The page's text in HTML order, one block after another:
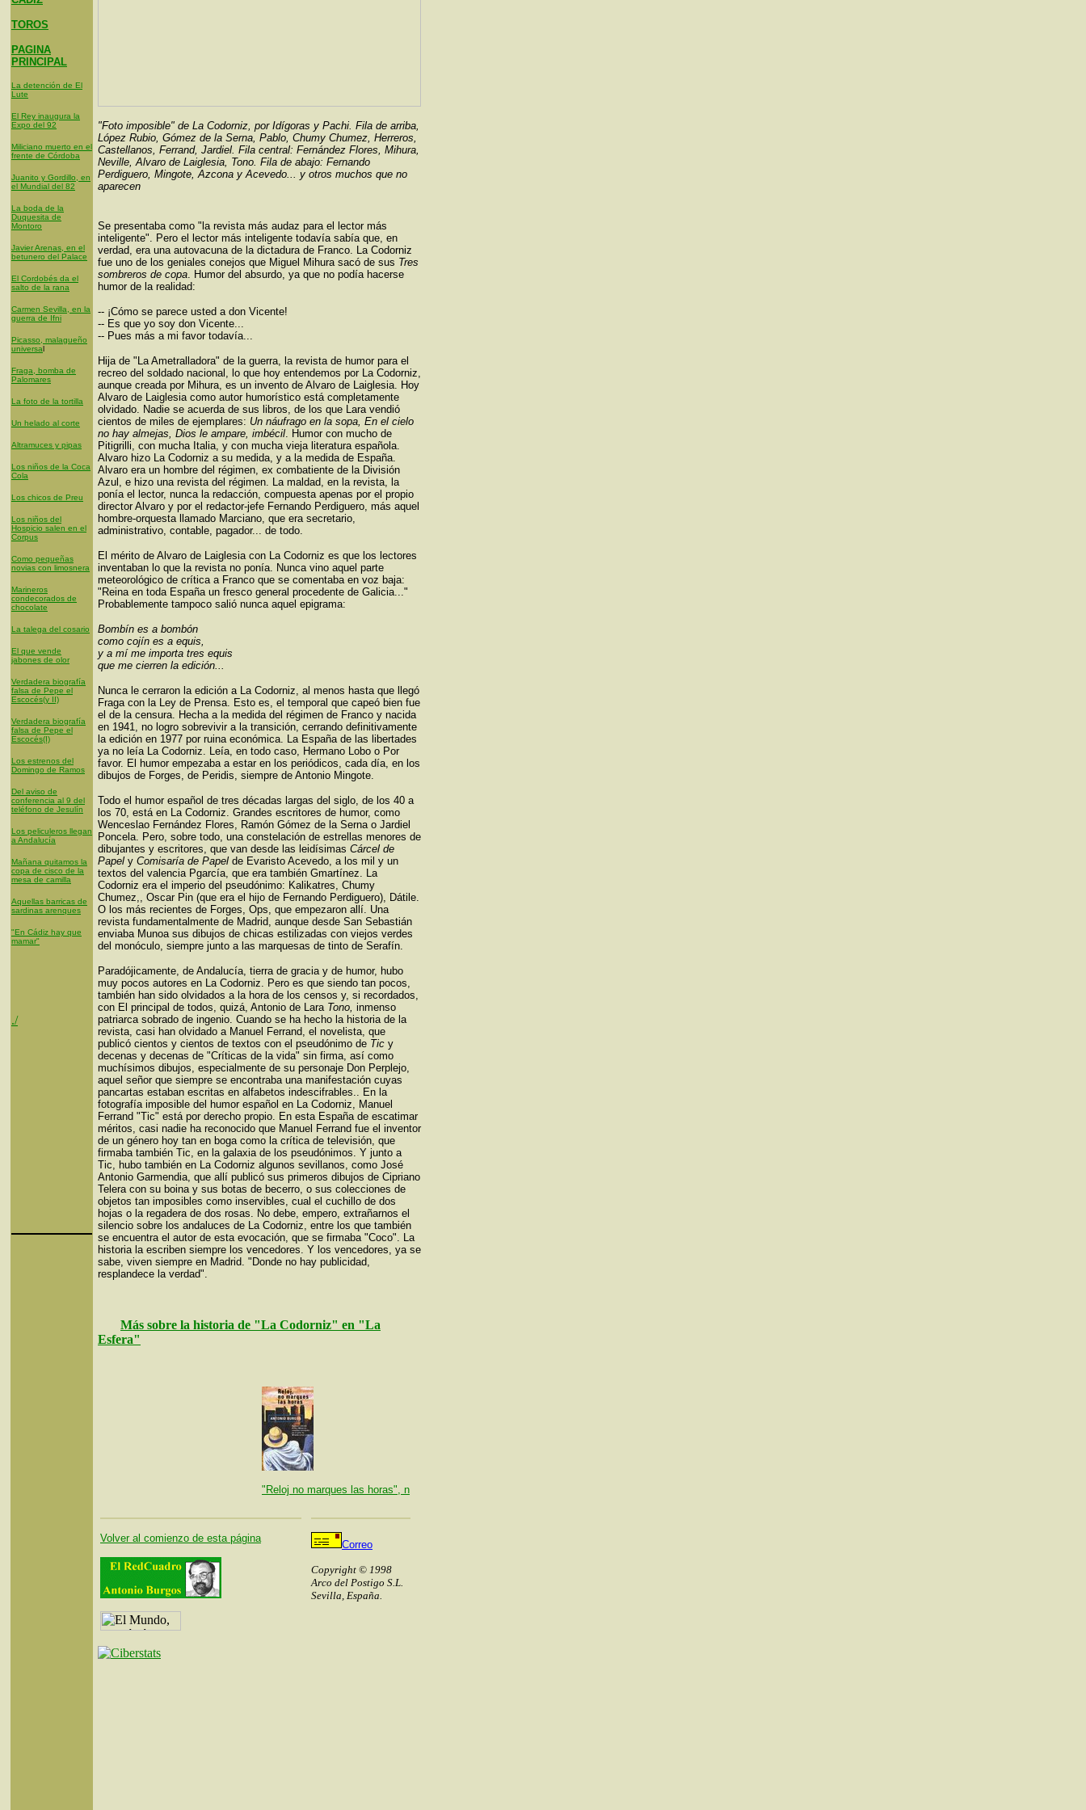
TOROS
PAGINA
PRINCIPAL
La detención de El
Lute
El Rey inaugura la
Expo del 92
Miliciano muerto en el
frente de Córdoba
Juanito y Gordillo, en
el Mundial del 82
La boda de la
Duquesita de
Montoro
Javier Arenas, en el
betunero del Palace
El Cordobés da el
salto de la rana
Carmen Sevilla, en la
guerra de Ifni
Picasso, malagueño
universal
Fraga, bomba de
Palomares
La foto de la tortilla
Un helado al corte
Altramuces y pipas
Los niños de la Coca
Cola
Los chicos de Preu
Los niños del
Hospicio salen en el
Corpus
Como pequeñas
novias con limosnera
Marineros
condecorados de
chocolate
La talega del cosario
El que vende
jabones de olor
Verdadera biografía
falsa de Pepe el
Escocés(y II)
Verdadera biografía
falsa de Pepe el
Escocés(I)
Los estrenos del
Domingo de Ramos
Del aviso de
conferencia al 9 del
teléfono de Jesulín
Los peliculeros llegan
a Andalucía
Mañana quitamos la
copa de cisco de la
mesa de camilla
Aquellas barricas de
sardinas arenques
"En Cádiz hay que
mamar"
./
"Foto imposible" de La Codorniz, por Idígoras y Pachi. Fila de arriba,
López Rubio, Gómez de la Serna, Pablo, Chumy Chumez, Herreros,
Castellanos, Ferrand, Jardiel. Fila central: Fernández Flores, Mihura,
Neville, Alvaro de Laiglesia, Tono. Fila de abajo: Fernando
Perdiguero, Mingote, Azcona y Acevedo... y otros muchos que no
aparecen
Se presentaba como "la revista más audaz para el lector más
inteligente". Pero el lector más inteligente todavía sabía que, en
verdad, era una autovacuna de la dictadura de Franco. La Codorniz
fue uno de los geniales conejos que Miguel Mihura sacó de sus Tres
sombreros de copa. Humor del absurdo, ya que no podía hacerse
humor de la realidad:
-- ¡Cómo se parece usted a don Vicente!
-- Es que yo soy don Vicente...
-- Pues más a mi favor todavía...
Hija de "La Ametralladora" de la guerra, la revista de humor para el
recreo del soldado nacional, lo que hoy entendemos por La Codorniz,
aunque creada por Mihura, es un invento de Alvaro de Laiglesia. Hoy
Alvaro de Laiglesia como autor humorístico está completamente
olvidado. Nadie se acuerda de sus libros, de los que Lara vendió
cientos de miles de ejemplares: Un náufrago en la sopa, En el cielo
no hay almejas, Dios le ampare, imbécil. Humor con mucho de
Pitigrilli, con mucha Italia, y con mucha vieja literatura española.
Alvaro hizo La Codorniz a su medida, y a la medida de España.
Alvaro era un hombre del régimen, ex combatiente de la División
Azul, e hizo una revista del régimen. La maldad, en la revista, la
ponía el lector, nunca la redacción, compuesta apenas por el propio
director Alvaro y por el redactor-jefe Fernando Perdiguero, más aquel
hombre-orquesta llamado Marciano, que era secretario,
administrativo, contable, pagador... de todo.
El mérito de Alvaro de Laiglesia con La Codorniz es que los lectores
inventaban lo que la revista no ponía. Nunca vino aquel parte
meteorológico de crítica a Franco que se comentaba en voz baja:
"Reina en toda España un fresco general procedente de Galicia..."
Probablemente tampoco salió nunca aquel epigrama:
Bombín es a bombón
como cojín es a equis,
y a mí me importa tres equis
que me cierren la edición...
Nunca le cerraron la edición a La Codorniz, al menos hasta que llegó
Fraga con la Ley de Prensa. Esto es, el temporal que capeó bien fue
el de la censura. Hecha a la medida del régimen de Franco y nacida
en 1941, no logro sobrevivir a la transición, cerrando definitivamente
la edición en 1977 por ruina económica. La España de las libertades
ya no leía La Codorniz. Leía, en todo caso, Hermano Lobo o Por
favor. El humor empezaba a estar en los periódicos, cada día, en los
dibujos de Forges, de Peridis, siempre de Antonio Mingote.
Todo el humor español de tres décadas largas del siglo, de los 40 a
los 70, está en La Codorniz. Grandes escritores de humor, como
Wenceslao Fernández Flores, Ramón Gómez de la Serna o Jardiel
Poncela. Pero, sobre todo, una constelación de estrellas menores de
dibujantes y escritores, que van desde las leidísimas Cárcel de
Papel y Comisaría de Papel de Evaristo Acevedo, a los mil y un
textos del valencia Pgarcía, que era también Gmartínez. La
Codorniz era el imperio del pseudónimo: Kalikatres, Chumy
Chumez,, Oscar Pin (que era el hijo de Fernando Perdiguero), Dátile.
O los más recientes de Forges, Ops, que empezaron allí. Una
revista fundamentalmente de Madrid, aunque desde San Sebastián
enviaba Munoa sus dibujos de chicas estilizadas con viejos verdes
del monóculo, siempre junto a las marquesas de tinto de Serafín.
Paradójicamente, de Andalucía, tierra de gracia y de humor, hubo
muy pocos autores en La Codorniz. Pero es que siendo tan pocos,
también han sido olvidados a la hora de los censos y, si recordados,
con El principal de todos, quizá, Antonio de Lara Tono, inmenso
patriarca sobrado de ingenio. Cuando se ha hecho la historia de la
revista, casi han olvidado a Manuel Ferrand, el novelista, que
publicó cientos y cientos de textos con el pseudónimo de Tic y
decenas y decenas de "Críticas de la vida" sin firma, así como
muchísimos dibujos, especialmente de su personaje Don Perplejo,
aquel señor que siempre se encontraba una manifestación cuyas
pancartas estaban escritas en alfabetos indescifrables.. En la
fotografía imposible del humor español en La Codorniz, Manuel
Ferrand "Tic" está por derecho propio. En esta España de escatimar
méritos, casi nadie ha reconocido que Manuel Ferrand fue el inventor
de un género hoy tan en boga como la crítica de televisión, que
firmaba también Tic, en la galaxia de los pseudónimos. Y junto a
Tic, hubo también en La Codorniz algunos sevillanos, como José
Antonio Garmendia, que allí publicó sus primeros dibujos de Cipriano
Telera con su boina y sus botas de becerro, o sus colecciones de
objetos tan imposibles como inservibles, cual el cuchillo de dos
hojas o la regadera de dos rosas. No debe, empero, extrañarnos el
silencio sobre los andaluces de La Codorniz, entre los que también
se encuentra el autor de esta evocación, que se firmaba "Coco". La
historia la escriben siempre los vencedores. Y los vencedores, ya se
sabe, viven siempre en Madrid. "Donde no hay publicidad,
resplandece la verdad".
Más sobre la historia de "La Codorniz" en "La
Esfera"
"Reloj no marques las horas", n
Volver al comienzo de esta página
Correo
Copyright © 1998
Arco del Postigo S.L.
Sevilla, España.